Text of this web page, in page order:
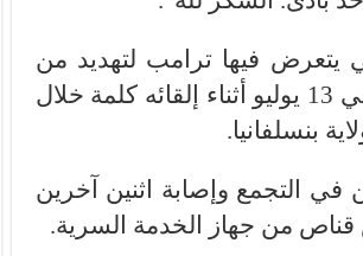
يتعرض فيها ترامب لتهديد من
مسلح. فقد أصيب الرئيس السابق بأذنه في 13 يوليو أثناء إلقائه كلمة خلال
بنسلفانيا.
التجمع وإصابة اثنين آخرين
من جهاز الخدمة السرية.